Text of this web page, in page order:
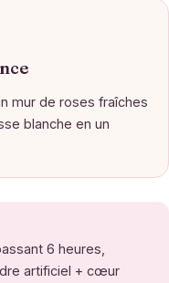
mur de roses fraîches
blanche en un
6 heures,
artificiel + cœur